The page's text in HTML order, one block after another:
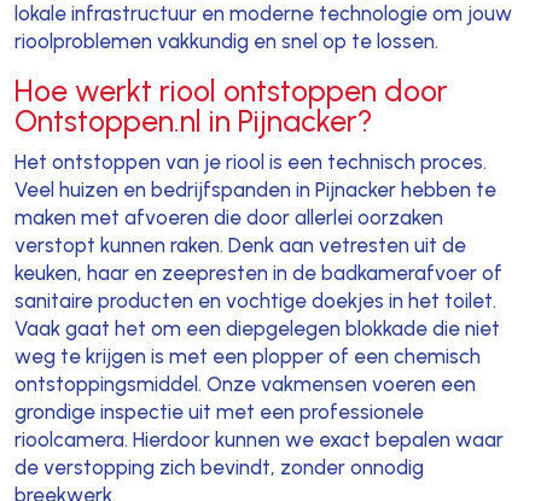
lokale infrastructuur en moderne technologie om jouw
rioolproblemen vakkundig en snel op te lossen.
Hoe werkt riool ontstoppen door
Ontstoppen.nl in Pijnacker?
Het ontstoppen van je riool is een technisch proces.
Veel huizen en bedrijfspanden in Pijnacker hebben te
maken met afvoeren die door allerlei oorzaken
verstopt kunnen raken. Denk aan vetresten uit de
keuken, haar en zeepresten in de badkamerafvoer of
sanitaire producten en vochtige doekjes in het toilet.
Vaak gaat het om een diepgelegen blokkade die niet
weg te krijgen is met een plopper of een chemisch
ontstoppingsmiddel. Onze vakmensen voeren een
grondige inspectie uit met een professionele
rioolcamera. Hierdoor kunnen we exact bepalen waar
de verstopping zich bevindt, zonder onnodig
breekwerk.